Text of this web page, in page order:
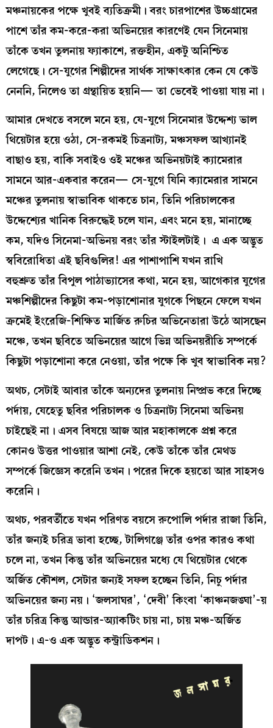
মঞ্চনায়কের পক্ষে খুবই ব্যতিক্রমী। বরং চারপাশের উচ্চগ্রামের
পাশে তাঁর কম-করে-করা অভিনয়ের কারণেই যেন সিনেমায়
তাঁকে তখন তুলনায় ফ্যাকাশে, রক্তহীন, একটু অনিশ্চিত
লেগেছে। সে-যুগের শিল্পীদের সার্থক সাক্ষাৎকার কেন যে কেউ
নেননি, নিলেও তা গ্রন্থায়িত হয়নি— তা ভেবেই পাওয়া যায় না।
আমার দেখতে বসলে মনে হয়, যে-যুগে সিনেমার উদ্দেশ্য ভাল
থিয়েটার হয়ে ওঠা, সে-রকমই চিত্রনাট্য, মঞ্চসফল আখ্যানই
বাছাও হয়, বাকি সবাইও ওই মঞ্চের অভিনয়টাই ক্যামেরার
সামনে আর-একবার করেন— সে-যুগে যিনি ক্যামেরার সামনে
মঞ্চের তুলনায় স্বাভাবিক থাকতে চান, তিনি পরিচালকের
উদ্দেশ্যের খানিক বিরুদ্ধেই চলে যান, এবং মনে হয়, মানাচ্ছে
কম, যদিও সিনেমা-অভিনয় বরং তাঁর স্টাইলটাই। এ এক অদ্ভুত
স্ববিরোধিতা এই ছবিগুলির! এর পাশাপাশি যখন রাখি
বহুশ্রুত তাঁর বিপুল পাঠাভ্যাসের কথা, মনে হয়, আগেকার যুগের
মঞ্চশিল্পীদের কিছুটা কম-পড়াশোনার যুগকে পিছনে ফেলে যখন
ক্রমেই ইংরেজি-শিক্ষিত মার্জিত রুচির অভিনেতারা উঠে আসছেন
মঞ্চে, তখন ছবিতে অভিনয়ের আগে ভিন্ন অভিনয়রীতি সম্পর্কে
কিছুটা পড়াশোনা করে নেওয়া, তাঁর পক্ষে কি খুব স্বাভাবিক নয়?
অথচ, সেটাই আবার তাঁকে অন্যদের তুলনায় নিষ্প্রভ করে দিচ্ছে
পর্দায়, যেহেতু ছবির পরিচালক ও চিত্রনাট্য সিনেমা অভিনয়
চাইছেই না। এসব বিষয়ে আজ আর মহাকালকে প্রশ্ন করে
কোনও উত্তর পাওয়ার আশা নেই, কেউ তাঁকে তাঁর মেথড
সম্পর্কে জিজ্ঞেস করেনি তখন। পরের দিকে হয়তো আর সাহসও
করেনি।
অথচ, পরবর্তীতে যখন পরিণত বয়সে রুপোলি পর্দার রাজা তিনি,
তাঁর জন্যই চরিত্র ভাবা হচ্ছে, টালিগঞ্জে তাঁর ওপর কারও কথা
চলে না, তখন কিন্তু তাঁর অভিনয়ের মধ্যে যে থিয়েটার থেকে
অর্জিত কৌশল, সেটার জন্যই সফল হচ্ছেন তিনি, নিচু পর্দার
অভিনয়ের জন্য নয়। ‘জলসাঘর’, ‘দেবী’ কিংবা ‘কাঞ্চনজঙ্ঘা’-য়
তাঁর চরিত্র কিন্তু আন্ডার-অ্যাকটিং চায় না, চায় মঞ্চ-অর্জিত
দাপট। এ-ও এক অদ্ভুত কন্ট্রাডিকশন।